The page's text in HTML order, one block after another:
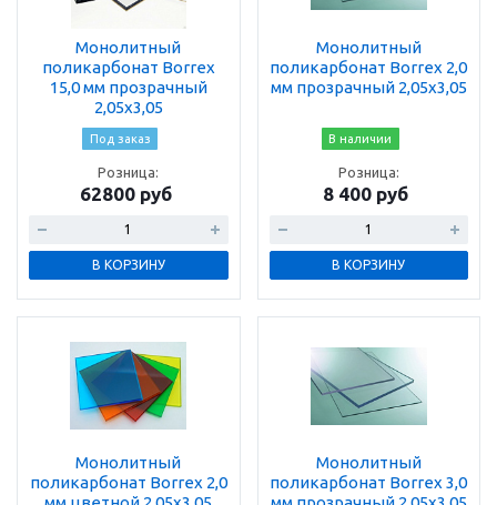
Монолитный
поликарбонат Borrex
15,0 мм прозрачный
2,05х3,05
Под заказ
Розница:
62800 руб
В КОРЗИНУ
Монолитный
поликарбонат Borrex 2,0
мм прозрачный 2,05х3,05
В наличии
Розница:
8 400 руб
В КОРЗИНУ
Монолитный
поликарбонат Borrex 2,0
Монолитный
поликарбонат Borrex 3,0